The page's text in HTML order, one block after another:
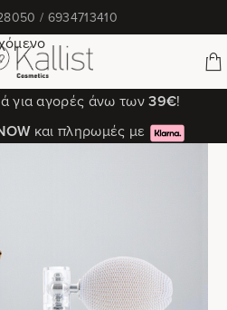
/ 6934713410
για αγορές άνω των39€!
και πληρωμές με